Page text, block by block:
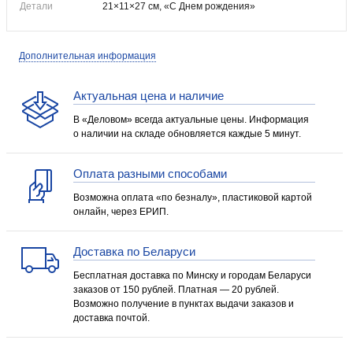
Детали 21×11×27 см, «С Днем рождения»
Дополнительная информация
Актуальная цена и наличие
В «Деловом» всегда актуальные цены. Информация
о наличии на складе обновляется каждые 5 минут.
Оплата разными способами
Возможна оплата «по безналу», пластиковой картой
онлайн, через ЕРИП.
Доставка по Беларуси
Бесплатная доставка по Минску и городам Беларуси
заказов от 150 рублей. Платная — 20 рублей.
Возможно получение в пунктах выдачи заказов и
доставка почтой.